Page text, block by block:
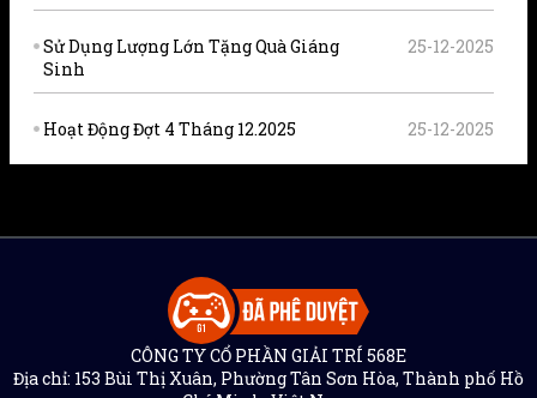
Sử Dụng Lượng Lớn Tặng Quà Giáng
Sinh
25-12-2025
Hoạt Động Đợt 4 Tháng 12.2025 25-12-2025
CÔNG TY CỔ PHẦN GIẢI TRÍ 568E
Địa chỉ: 153 Bùi Thị Xuân, Phường Tân Sơn Hòa, Thành phố Hồ